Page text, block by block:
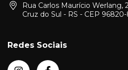
Rua Carlos Maurício Werlang,
Cruz do Sul - RS - CEP
Redes Sociais